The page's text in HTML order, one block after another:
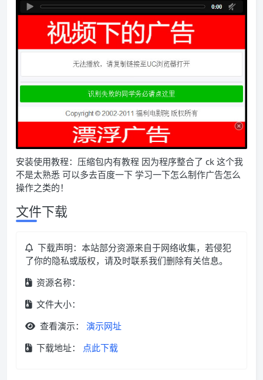
安装使用教程：压缩包内有教程 因为程序整合了 ck 这个我
不是太熟悉 可以多去百度一下 学习一下怎么制作广告怎么
操作之类的！
文件下载
下载声明：本站部分资源来自于网络收集，若侵犯
了你的隐私或版权，请及时联系我们删除有关信息。
资源名称：
文件大小：
查看演示：
演示网址
下载地址：
点此下载